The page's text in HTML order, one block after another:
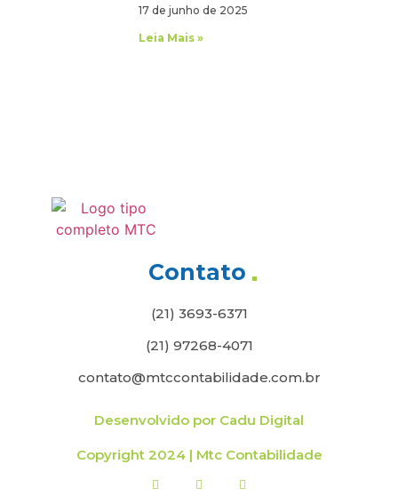
17 de junho de 2025
Leia Mais »
Contato
(21) 3693-6371
(21) 97268-4071
contato@mtccontabilidade.com.br
Desenvolvido por Cadu Digital
Copyright 2024 | Mtc Contabilidade